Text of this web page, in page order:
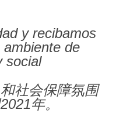
y recibamos
de
social
社会保障氛围
年。